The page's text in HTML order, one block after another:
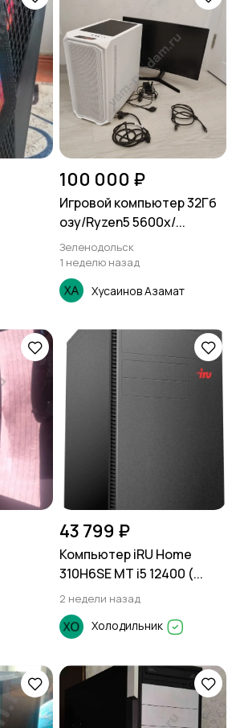
100 000 ₽
Игровой компьютер 32Гб
озу/Ryzen5 5600x/...
Зеленодольск
1 неделю назад
Хусаинов Азамат
43 799 ₽
Компьютер iRU Home
310H6SE MT i5 12400 (...
2 недели назад
Холодильник